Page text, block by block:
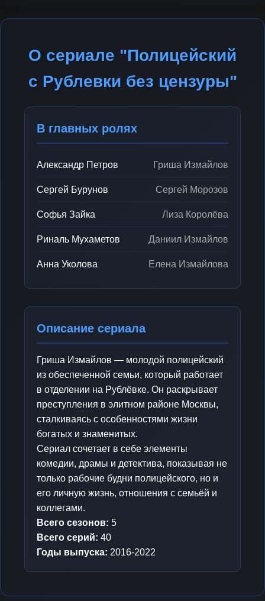
О сериале "Полицейский
с Рублевки без цензуры"
В главных ролях
Александр Петров Гриша Измайлов
Сергей Бурунов Сергей Морозов
Софья Зайка Лиза Королёва
Риналь Мухаметов Даниил Измайлов
Анна Уколова Елена Измайлова
Описание сериала
Гриша Измайлов — молодой полицейский
из обеспеченной семьи, который работает
в отделении на Рублёвке. Он раскрывает
преступления в элитном районе Москвы,
сталкиваясь с особенностями жизни
богатых и знаменитых.
Сериал сочетает в себе элементы
комедии, драмы и детектива, показывая не
только рабочие будни полицейского, но и
его личную жизнь, отношения с семьёй и
коллегами.
Всего сезонов: 5
Всего серий: 40
Годы выпуска: 2016-2022